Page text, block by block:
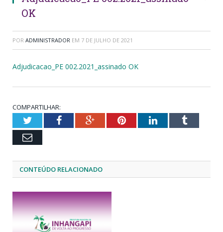
OK
POR ADMINISTRADOR EM 7 DE JULHO DE 2021
Adjudicacao_PE 002.2021_assinado OK
COMPARTILHAR:
TwitterFacebookGoogle+PinterestLinkedInTumblr
Email
CONTEÚDO RELACIONADO